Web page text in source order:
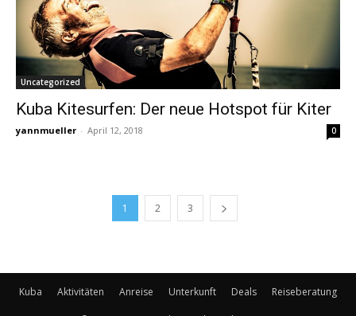
Uncategorized
Kuba Kitesurfen: Der neue Hotspot für Kiter
yannmueller - April 12, 2018 0
1 2 3
Kuba Aktivitäten Anreise Unterkunft Deals Reiseberatung